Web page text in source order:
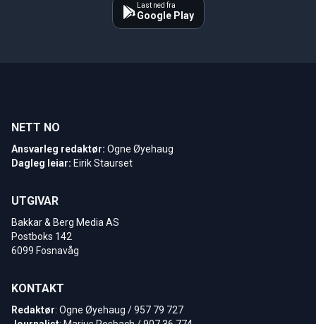
Last ned fra
Google Play
NETT NO
Ansvarleg redaktør: Ogne Øyehaug
Dagleg leiar: Eirik Staurset
UTGIVAR
Bakkar & Berg Media AS
Postboks 142
6099 Fosnavåg
KONTAKT
Redaktør: Ogne Øyehaug / 957 79 727